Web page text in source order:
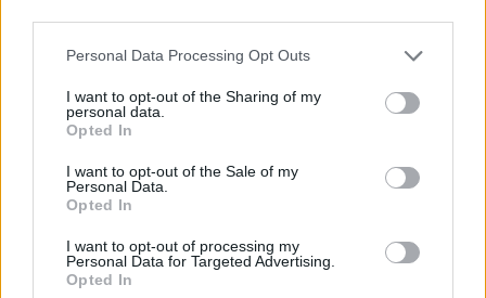
Please note that this website/app uses one or more Google
not limited to your visit or usage behaviour. You may click to
grant or deny consent to Google and its third-party tags to
use your data for below specified purposes in below Google
consent section.
Personal Data Processing Opt Outs
I want to opt-out of the Sharing of my
personal data.
Opted In
I want to opt-out of the Sale of my
Personal Data.
Opted In
I want to opt-out of processing my
Personal Data for Targeted Advertising.
Opted In
Lovrencsics Sigér egyenlítő góljával kapcsolatban
hozzátette, amikor a partjelző emelte a zászlóját,
játékvezetőre, aki mutatta, hogy gól, és ekkor futott
át az agyán, hogy gólt szereztek.
– A Dinamo támadói dinamikusak, gyorsak, jól
cseleznek, végig toppon kell lenni fizikálisan és
visszavágóval kapcsolatban. – Az ilyen meccsekből
csak tanulni, fejlődni lehet.